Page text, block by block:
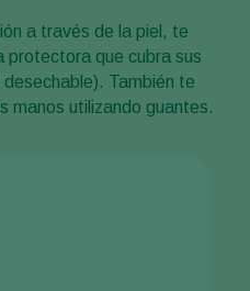
a través de la piel, te
protectora que cubra sus
También te
manos utilizando guantes.